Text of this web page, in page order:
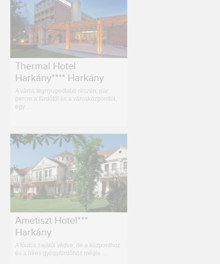
Thermal Hotel
Harkány**** Harkány
A város legnyugodtabb részén, pár
percre a fürdőtől és a városközponttól,
egy …
Ametiszt Hotel***
Harkány
A főutca zajától védve, de a központhoz
és a híres gyógyfürdőhöz mégis …